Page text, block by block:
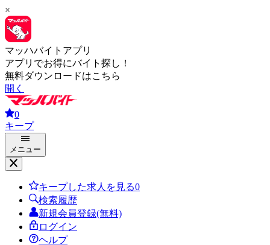
×
マッハバイトアプリ
アプリでお得にバイト探し！
無料ダウンロードはこちら
開く
0
キープ
メニュー
キープした求人を見る0
検索履歴
新規会員登録(無料)
ログイン
ヘルプ